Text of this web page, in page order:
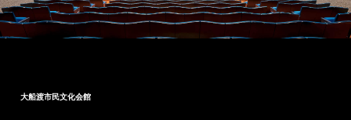
大船渡市民文化会館